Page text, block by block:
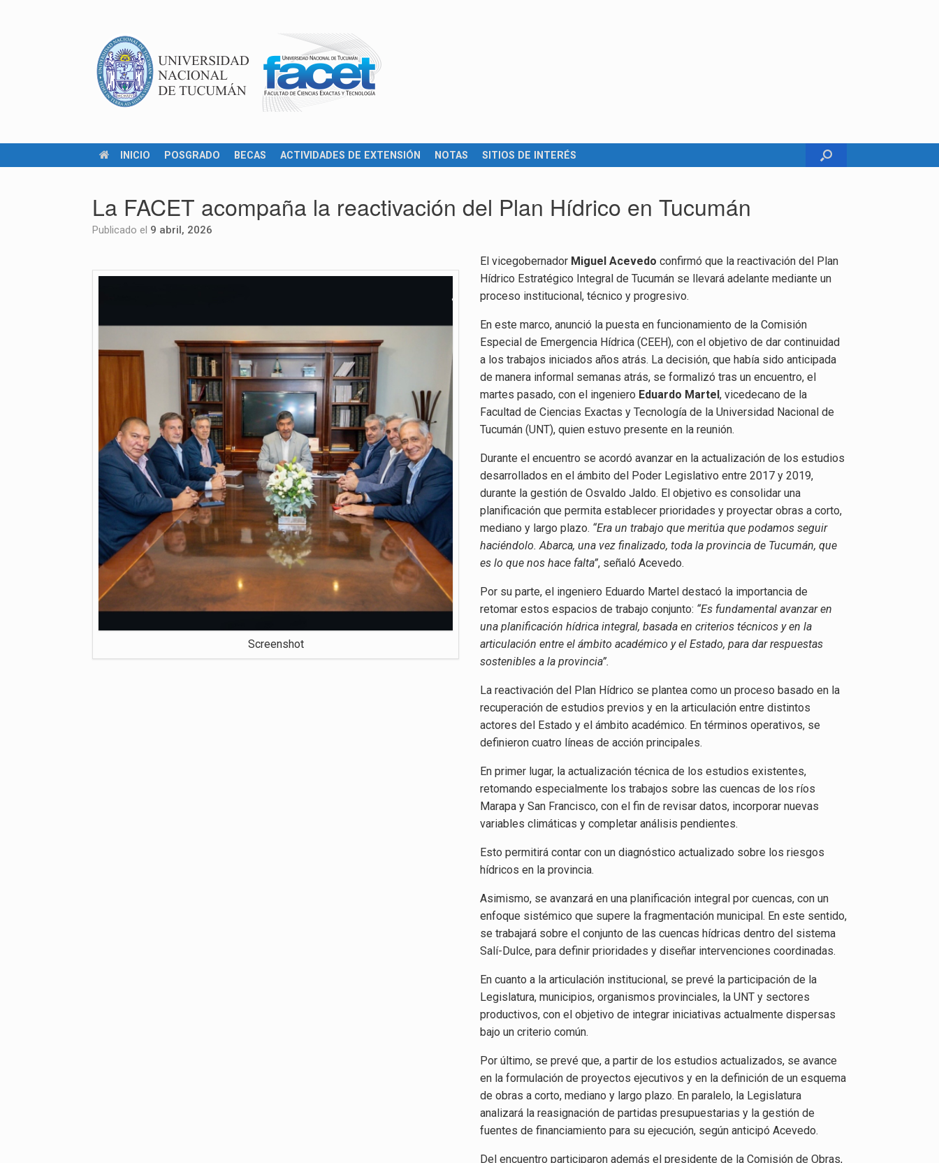
INICIO POSGRADO BECAS ACTIVIDADES DE EXTENSIÓN NOTAS SITIOS DE INTERÉS
La FACET acompaña la reactivación del Plan Hídrico en Tucumán
Publicado el 9 abril, 2026
Screenshot
El vicegobernador Miguel Acevedo confirmó que la reactivación del Plan
Hídrico Estratégico Integral de Tucumán se llevará adelante mediante un
proceso institucional, técnico y progresivo.
En este marco, anunció la puesta en funcionamiento de la Comisión
Especial de Emergencia Hídrica (CEEH), con el objetivo de dar continuidad
a los trabajos iniciados años atrás. La decisión, que había sido anticipada
de manera informal semanas atrás, se formalizó tras un encuentro, el
martes pasado, con el ingeniero Eduardo Martel, vicedecano de la
Facultad de Ciencias Exactas y Tecnología de la Universidad Nacional de
Tucumán (UNT), quien estuvo presente en la reunión.
Durante el encuentro se acordó avanzar en la actualización de los estudios
desarrollados en el ámbito del Poder Legislativo entre 2017 y 2019,
durante la gestión de Osvaldo Jaldo. El objetivo es consolidar una
planificación que permita establecer prioridades y proyectar obras a corto,
mediano y largo plazo. “Era un trabajo que meritúa que podamos seguir
haciéndolo. Abarca, una vez finalizado, toda la provincia de Tucumán, que
es lo que nos hace falta”, señaló Acevedo.
Por su parte, el ingeniero Eduardo Martel destacó la importancia de
retomar estos espacios de trabajo conjunto: “Es fundamental avanzar en
una planificación hídrica integral, basada en criterios técnicos y en la
articulación entre el ámbito académico y el Estado, para dar respuestas
sostenibles a la provincia”.
La reactivación del Plan Hídrico se plantea como un proceso basado en la
recuperación de estudios previos y en la articulación entre distintos
actores del Estado y el ámbito académico. En términos operativos, se
definieron cuatro líneas de acción principales.
En primer lugar, la actualización técnica de los estudios existentes,
retomando especialmente los trabajos sobre las cuencas de los ríos
Marapa y San Francisco, con el fin de revisar datos, incorporar nuevas
variables climáticas y completar análisis pendientes.
Esto permitirá contar con un diagnóstico actualizado sobre los riesgos
hídricos en la provincia.
Asimismo, se avanzará en una planificación integral por cuencas, con un
enfoque sistémico que supere la fragmentación municipal. En este sentido,
se trabajará sobre el conjunto de las cuencas hídricas dentro del sistema
Salí-Dulce, para definir prioridades y diseñar intervenciones coordinadas.
En cuanto a la articulación institucional, se prevé la participación de la
Legislatura, municipios, organismos provinciales, la UNT y sectores
productivos, con el objetivo de integrar iniciativas actualmente dispersas
bajo un criterio común.
Por último, se prevé que, a partir de los estudios actualizados, se avance
en la formulación de proyectos ejecutivos y en la definición de un esquema
de obras a corto, mediano y largo plazo. En paralelo, la Legislatura
analizará la reasignación de partidas presupuestarias y la gestión de
fuentes de financiamiento para su ejecución, según anticipó Acevedo.
Del encuentro participaron además el presidente de la Comisión de Obras,